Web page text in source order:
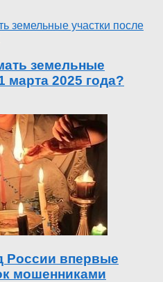
земельные
марта 2025 года?
России впервые
мошенниками